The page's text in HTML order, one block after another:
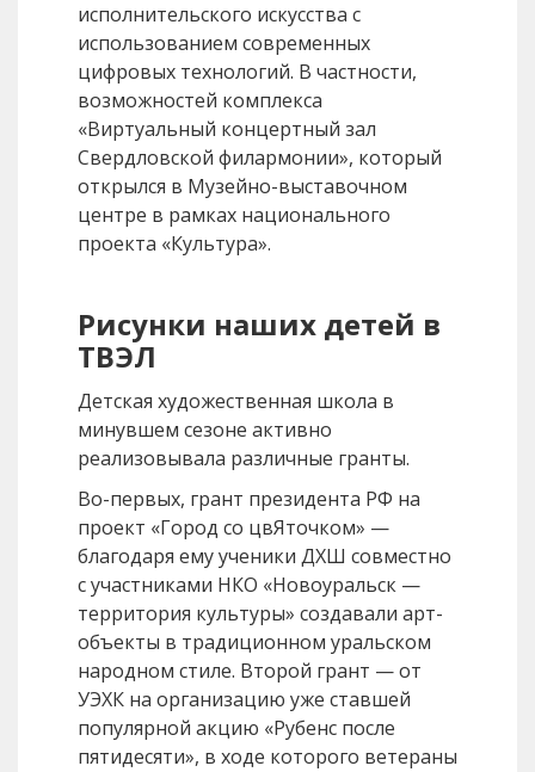
исполнительского искусства с
использованием современных
цифровых технологий. В частности,
возможностей комплекса
«Виртуальный концертный зал
Свердловской филармонии», который
открылся в Музейно-выставочном
центре в рамках национального
проекта «Культура».
Рисунки наших детей в
ТВЭЛ
Детская художественная школа в
минувшем сезоне активно
реализовывала различные гранты.
Во-первых, грант президента РФ на
проект «Город со цвЯточком» —
благодаря ему ученики ДХШ совместно
с участниками НКО «Новоуральск —
территория культуры» создавали арт-
объекты в традиционном уральском
народном стиле. Второй грант — от
УЭХК на организацию уже ставшей
популярной акцию «Рубенс после
пятидесяти», в ходе которого ветераны